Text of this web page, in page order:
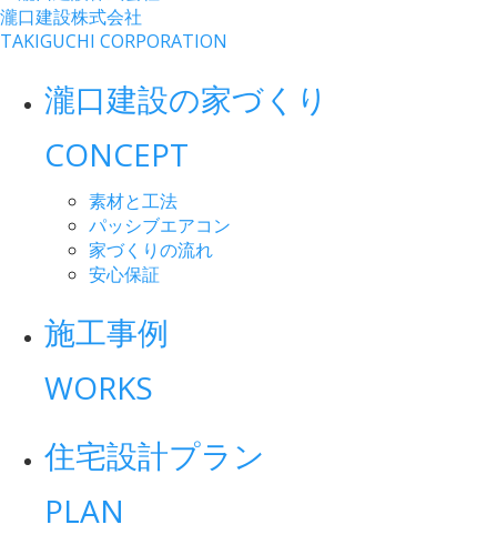
瀧口建設株式会社
TAKIGUCHI CORPORATION
瀧口建設の家づくり
CONCEPT
素材と工法
パッシブエアコン
家づくりの流れ
安心保証
施工事例
WORKS
住宅設計プラン
PLAN